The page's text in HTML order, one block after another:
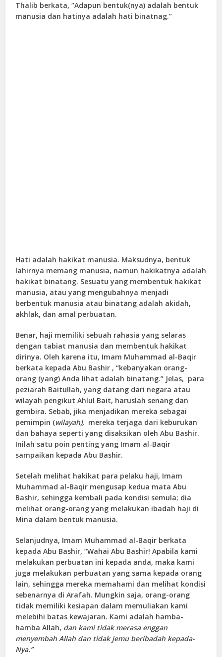
Thalib berkata, “Adapun bentuk(nya) adalah bentuk
manusia dan hatinya adalah hati binatnag.”
Hati adalah hakikat manusia. Maksudnya, bentuk
lahirnya memang manusia, namun hakikatnya adalah
hakikat binatang. Sesuatu yang membentuk hakikat
manusia, atau yang mengubahnya menjadi
berbentuk manusia atau binatang adalah akidah,
akhlak, dan amal perbuatan.
Benar, haji memiliki sebuah rahasia yang selaras
dengan tabiat manusia dan membentuk hakikat
dirinya. Oleh karena itu, Imam Muhammad al-Baqir
berkata kepada Abu Bashir , “kebanyakan orang-
orang (yang) Anda lihat adalah binatang.” Jelas, para
peziarah Baitullah, yang datang dari negara atau
wilayah pengikut Ahlul Bait, haruslah senang dan
gembira. Sebab, jika menjadikan mereka sebagai
pemimpin (wilayah), mereka terjaga dari keburukan
dan bahaya seperti yang disaksikan oleh Abu Bashir.
Inilah satu poin penting yang Imam al-Baqir
sampaikan kepada Abu Bashir.
Setelah melihat hakikat para pelaku haji, Imam
Muhammad al-Baqir mengusap kedua mata Abu
Bashir, sehingga kembali pada kondisi semula; dia
melihat orang-orang yang melakukan ibadah haji di
Mina dalam bentuk manusia.
Selanjudnya, Imam Muhammad al-Baqir berkata
kepada Abu Bashir, “Wahai Abu Bashir! Apabila kami
melakukan perbuatan ini kepada anda, maka kami
juga melakukan perbuatan yang sama kepada orang
lain, sehingga mereka memahami dan melihat kondisi
sebenarnya di Arafah. Mungkin saja, orang-orang
tidak memiliki kesiapan dalam memuliakan kami
melebihi batas kewajaran. Kami adalah hamba-
hamba Allah, dan kami tidak merasa enggan
menyembah Allah dan tidak jemu beribadah kepada-
Nya.”